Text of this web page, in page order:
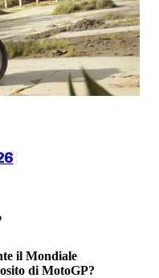
il Mondiale
di MotoGP?